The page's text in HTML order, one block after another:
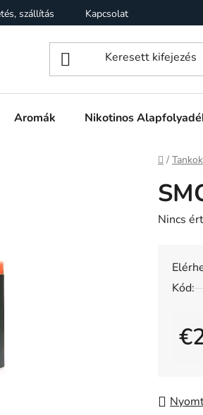
szállítás Kapcsolat
Aromák Nikotinos
Kezdőlap
/
A
Nincs
Kód: